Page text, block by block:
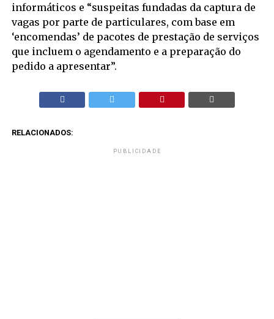
informáticos e “suspeitas fundadas da captura de
vagas por parte de particulares, com base em
‘encomendas’ de pacotes de prestação de serviços
que incluem o agendamento e a preparação do
pedido a apresentar”.
RELACIONADOS:
PUBLICIDADE